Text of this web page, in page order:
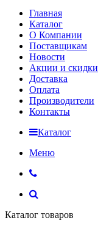
Главная
Каталог
О Компании
Поставщикам
Новости
Акции и скидки
Доставка
Оплата
Производители
Контакты
Каталог
Меню
Каталог товаров